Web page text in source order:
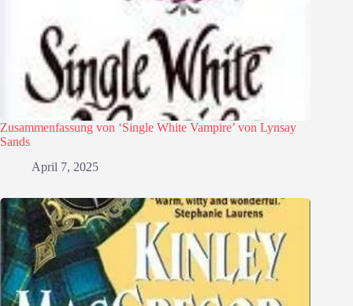
Zusammenfassung von ‘Single White Vampire’ von Lynsay
Sands
April 7, 2025